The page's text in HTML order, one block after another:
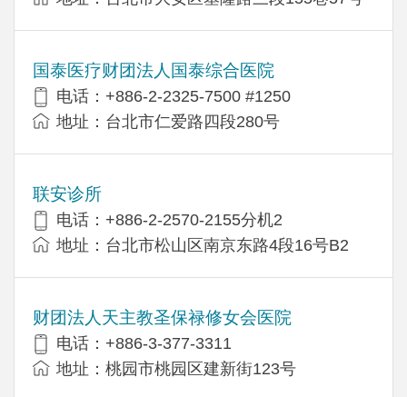
国泰医疗财团法人国泰综合医院
电话：+886-2-2325-7500 #1250
地址：台北市仁爱路四段280号
联安诊所
电话：+886-2-2570-2155分机2
地址：台北市松山区南京东路4段16号B​​2
财团法人天主教圣保禄修女会医院
电话：+886-3-377-3311
地址：桃园市桃园区建新街123号